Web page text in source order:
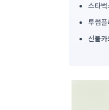
심
스타
투썸
선불